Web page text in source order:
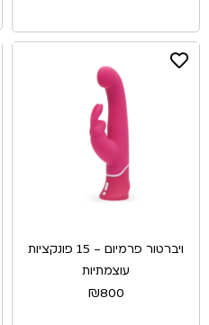
ויברטור פרמיום – 15 פונקציות
עוצמתיות
₪800